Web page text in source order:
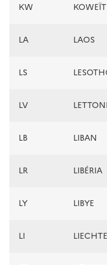
KW KOWEÏT
LA LAOS
LS
LV
LB LIBAN
LR LIBÉRIA
LY LIBYE
LI